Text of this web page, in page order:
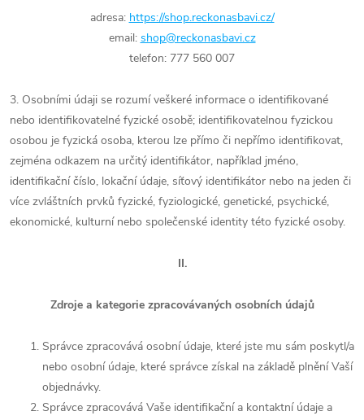
adresa: https://shop.reckonasbavi.cz/
email: shop@reckonasbavi.cz
telefon: 777 560 007
3. Osobními údaji se rozumí veškeré informace o identifikované
nebo identifikovatelné fyzické osobě; identifikovatelnou fyzickou
osobou je fyzická osoba, kterou lze přímo či nepřímo identifikovat,
zejména odkazem na určitý identifikátor, například jméno,
identifikační číslo, lokační údaje, síťový identifikátor nebo na jeden či
více zvláštních prvků fyzické, fyziologické, genetické, psychické,
ekonomické, kulturní nebo společenské identity této fyzické osoby.
II.
Zdroje a kategorie zpracovávaných osobních údajů
Správce zpracovává osobní údaje, které jste mu sám poskytl/a
nebo osobní údaje, které správce získal na základě plnění Vaší
objednávky.
Správce zpracovává Vaše identifikační a kontaktní údaje a